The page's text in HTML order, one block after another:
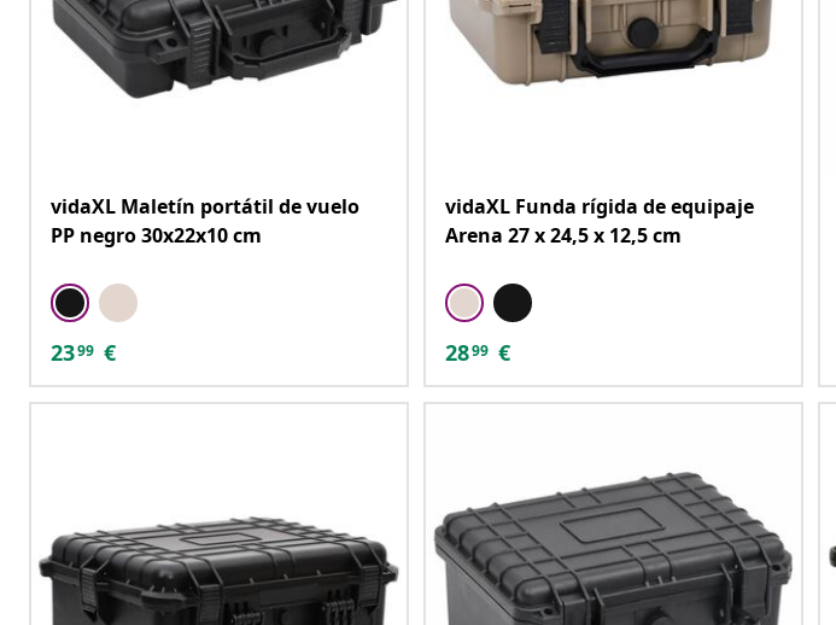
vidaXL Maletín portátil de vuelo
PP negro 30x22x10 cm
2399 €
vidaXL Funda rígida de equipaje
Arena 27 x 24,5 x 12,5 cm
2899 €